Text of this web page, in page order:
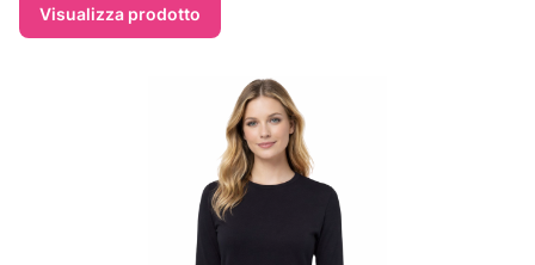
Visualizza prodotto